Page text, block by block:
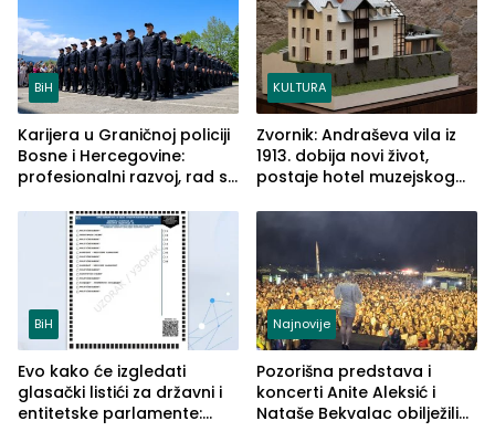
BiH
Karijera u Graničnoj policiji
Bosne i Hercegovine:
profesionalni razvoj, rad sa
služba građanima
KULTURA
Zvornik: Andraševa vila iz
1913. dobija novi život,
postaje hotel muzejskog
BiH
Evo kako će izgledati
glasački listići za državni i
entitetske parlamente:
Najnovije
Pozorišna predstava i
koncerti Anite Aleksić i
Nataše Bekvalac obilježili